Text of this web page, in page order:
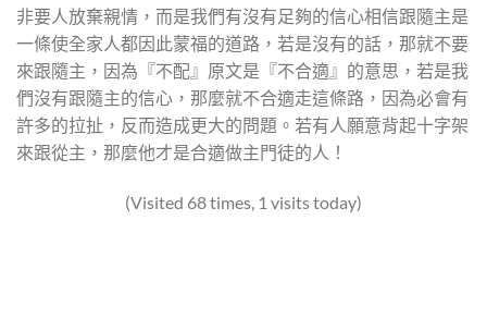
非要人放棄親情，而是我們有沒有足夠的信心相信跟隨主是
一條使全家人都因此蒙福的道路，若是沒有的話，那就不要
來跟隨主，因為『不配』原文是『不合適』的意思，若是我
們沒有跟隨主的信心，那麼就不合適走這條路，因為必會有
許多的拉扯，反而造成更大的問題。若有人願意背起十字架
來跟從主，那麼他才是合適做主門徒的人！
(Visited 68 times, 1 visits today)